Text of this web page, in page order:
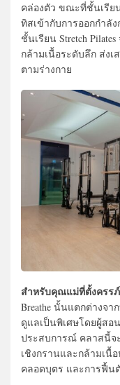
คล่องตัว ขณะที่ชั้นเรีย
ทิสเข้ากับการออกกำลั
ชั้นเรียน Stretch
กล้ามเนื้อระดับลึก ส่ง
ตามร่างกาย
สำหรับคุณแม่ที่ตั้งครรภ์
Breathe นั้นแตกต่างจา
ดูแลเป็นพิเศษโดยผู้ส
ประสบการณ์ คลาสนี้จ
เชิงกรานและกล้ามเนื้
คลอดบุตร และการฟื้น